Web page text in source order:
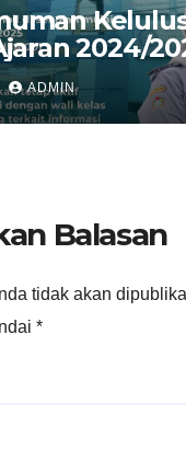
2024/
ADMIN
Balasan
tidak akan
*